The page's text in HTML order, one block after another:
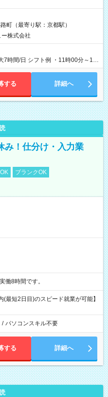
町（最寄り駅：京都駅）
株式会社
7時間/日 シフト例 ・11時00分～19
する 詳細へ
み！仕分け・入力業
ブランクOK
うち実働8時間です。
最短2日目)のスピード就業が可能】
/ パソコンスキル不要
する 詳細へ